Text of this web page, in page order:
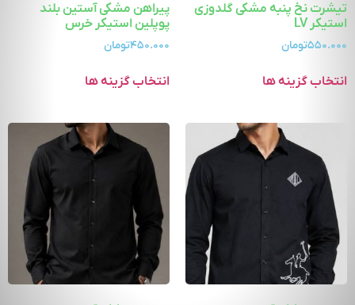
تیشرت نخ پنبه مشکی گلدوزی
استیکر LV
۵۵۰.۰۰۰تومان
انتخاب گزینه ها
پیراهن مشکی آستین بلند
پوپلین استیکر خرس
۴۵۰.۰۰۰تومان
انتخاب گزینه ها